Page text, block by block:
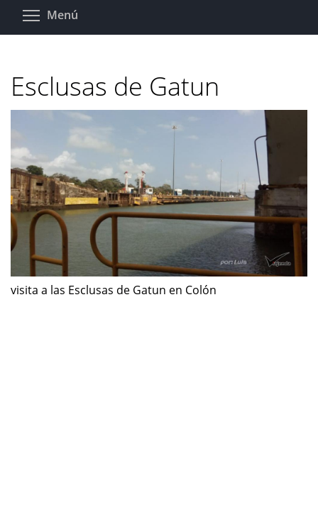
Pasar
Menú
Esclusas de Gatun
visita a las Esclusas de Gatun en Colón